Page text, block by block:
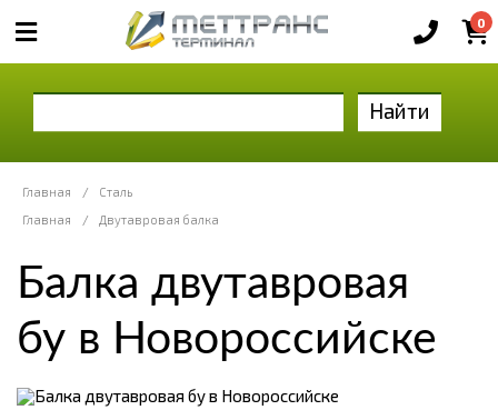
0
Найти
Главная /
Сталь
Главная
/ Двутавровая балка
Балка двутавровая
бу в Новороссийске